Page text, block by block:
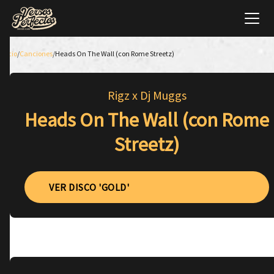
Inicio/Canciones/Heads On The Wall (con Rome Streetz)
Rigz x Dj Muggs
Heads On The Wall (con Rome
Streetz)
VER DISCO 'GOLD'